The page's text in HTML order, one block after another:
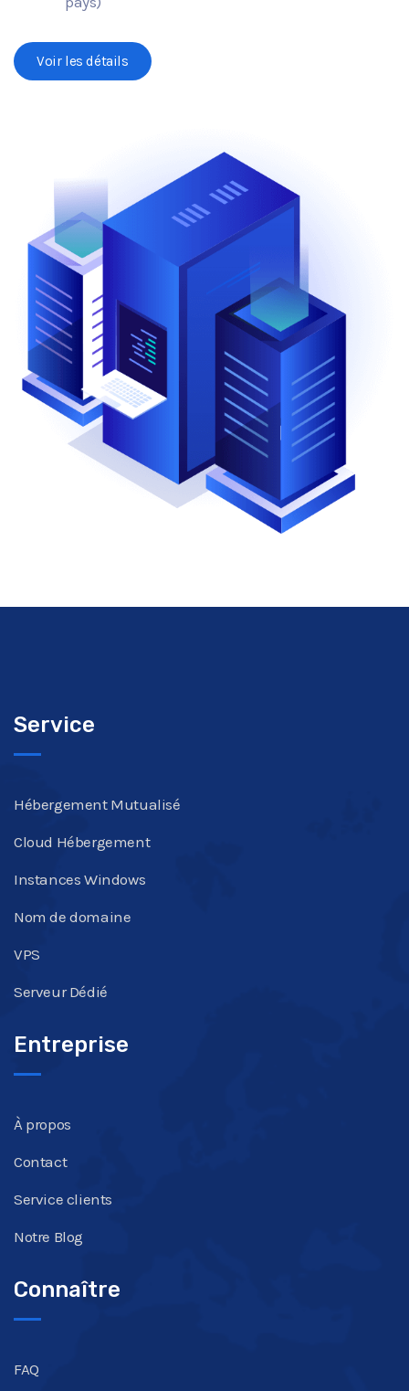
Voir les détails
Service
Hébergement Mutualisé
Cloud Hébergement
Instances Windows
Nom de domaine
VPS
Serveur Dédié
Entreprise
À propos
Contact
Service clients
Notre Blog
Connaître
FAQ